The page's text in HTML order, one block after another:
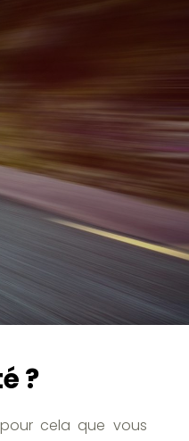
?
cela que vous